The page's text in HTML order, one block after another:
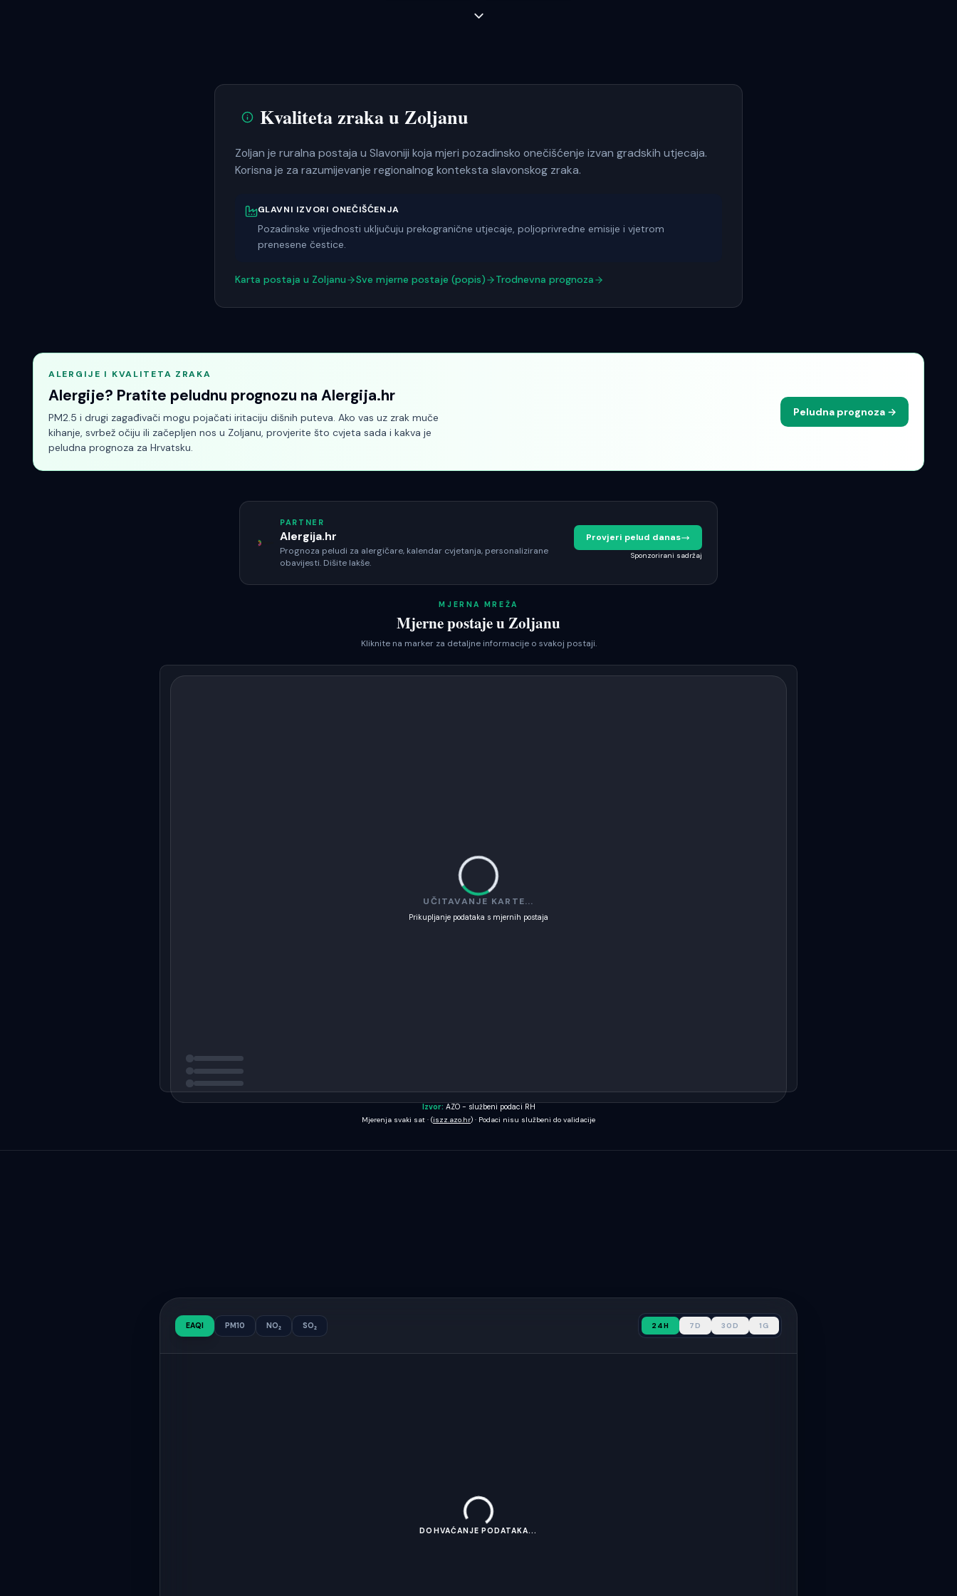
Kvaliteta zraka u Zoljanu
Zoljan je ruralna postaja u Slavoniji koja mjeri pozadinsko onečišćenje izvan gradskih utjecaja.
Korisna je za razumijevanje regionalnog konteksta slavonskog zraka.
GLAVNI IZVORI ONEČIŠĆENJA
Pozadinske vrijednosti uključuju prekogranične utjecaje, poljoprivredne emisije i vjetrom
prenesene čestice.
Karta postaja u Zoljanu Sve mjerne postaje (popis) Trodnevna prognoza
ALERGIJE I KVALITETA ZRAKA
Alergije? Pratite peludnu prognozu na Alergija.hr
PM2.5 i drugi zagađivači mogu pojačati iritaciju dišnih puteva. Ako vas uz zrak muče
kihanje, svrbež očiju ili začepljen nos u Zoljanu, provjerite što cvjeta sada i kakva je
peludna prognoza za Hrvatsku.
Peludna prognoza →
PARTNER
Alergija.hr
Prognoza peludi za alergičare, kalendar cvjetanja, personalizirane
obavijesti. Dišite lakše.
Provjeri pelud danas
Sponzorirani sadržaj
MJERNA MREŽA
Mjerne postaje uZoljanu
Kliknite na marker za detaljne informacije o svakoj postaji.
UČITAVANJE KARTE...
Prikupljanje podataka s mjernih postaja
Izvor: AZO - službeni podaci RH
Mjerenja svaki sat · (iszz.azo.hr) · Podaci nisu službeni do validacije
EAQI PM10 NO₂ SO₂ 24H 7D 30D 1G
DOHVAĆANJE PODATAKA...